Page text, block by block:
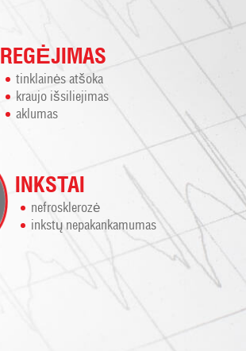
REGĖJIMAS
tinklainės atšoka
kraujo išsiliejimas
aklumas
INKSTAI
nefrosklerozė
inkstų nepakankamumas